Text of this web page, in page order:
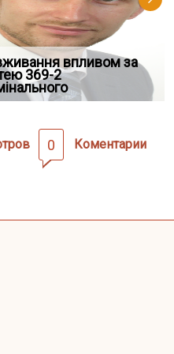
командира
частини за ігн
впливом за
369-2
під час
стану: як діяти
0 Коментарии